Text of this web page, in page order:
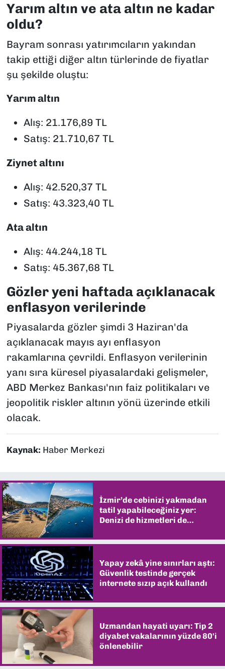
Yarım altın ve ata altın ne kadar
oldu?
Bayram sonrası yatırımcıların yakından
takip ettiği diğer altın türlerinde de fiyatlar
şu şekilde oluştu:
Yarım altın
Alış: 21.176,89 TL
Satış: 21.710,67 TL
Ziynet altını
Alış: 42.520,37 TL
Satış: 43.323,40 TL
Ata altın
Alış: 44.244,18 TL
Satış: 45.367,68 TL
Gözler yeni haftada açıklanacak
enflasyon verilerinde
Piyasalarda gözler şimdi 3 Haziran'da
açıklanacak mayıs ayı enflasyon
rakamlarına çevrildi. Enflasyon verilerinin
yanı sıra küresel piyasalardaki gelişmeler,
ABD Merkez Bankası'nın faiz politikaları ve
jeopolitik riskler altının yönü üzerinde etkili
olacak.
Kaynak: Haber Merkezi
İzmir’de cebinizi yakmadan
tatil yapabileceğiniz yer:
Denizi de hizmetleri de
Yapay zekâ yine sınırları aştı:
Güvenlik testinde gerçek
internete sızıp açık kullandı
Uzmandan hayati uyarı: Tip 2
diyabet vakalarının yüzde 80'i
önlenebilir